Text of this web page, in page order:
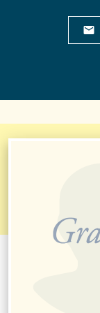
mail